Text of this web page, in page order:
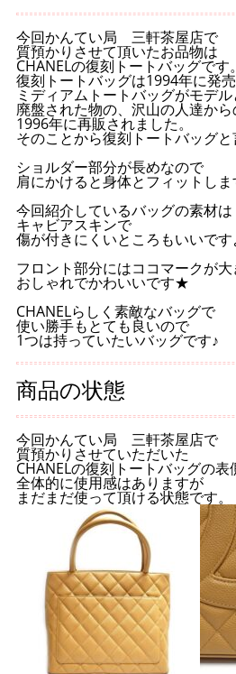
今回かんてい局 三軒茶屋店で
質預かりさせて頂いたお品物は
CHANELの復刻トートバッグです。
復刻トートバッグは1994年に発
ミディアムトートバッグがモデル
廃盤された物の、沢山の人達か
1996年に再販されました。
そのことから復刻トートバッグと
ショルダー部分が長めなので
肩にかけると身体とフィットしま
今回紹介しているバッグの素材は
キャビアスキンで
傷が付きにくいところもいいで
フロント部分にはココマークが大
おしゃれでかわいいです★
CHANELらしく素敵なバッグで
使い勝手もとても良いので
1つは持っていたいバッグです♪
商品の状態
今回かんてい局 三軒茶屋店で
質預かりさせていただいた
CHANELの復刻トートバッグの表
全体的に使用感はありますが
まだまだ使って頂ける状態です。